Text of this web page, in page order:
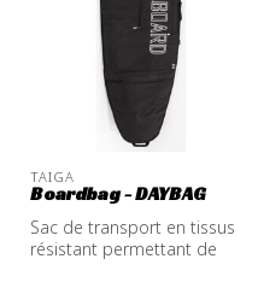
TAIGA
Boardbag - DAYBAG
Sac de transport en tissus
résistant permettant de